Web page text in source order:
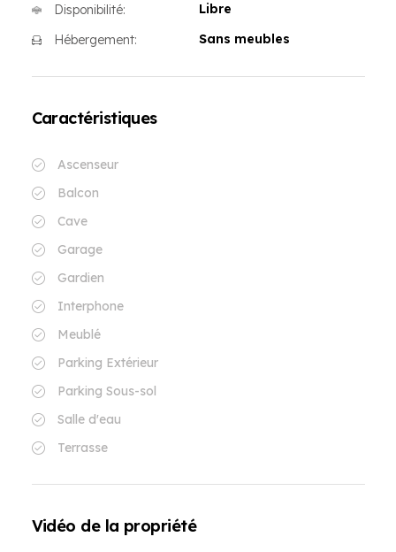
Disponibilité:
Libre
Hébergement:
Sans meubles
Caractéristiques
Ascenseur
Balcon
Cave
Garage
Gardien
Interphone
Meublé
Parking Extérieur
Parking Sous-sol
Salle d'eau
Terrasse
Vidéo de la propriété